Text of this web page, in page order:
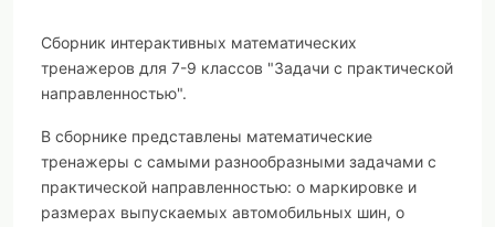
Сборник интерактивных математических
тренажеров для 7-9 классов "Задачи с практической
направленностью".
В сборнике представлены математические
тренажеры с самыми разнообразными задачами с
практической направленностью: о маркировке и
размерах выпускаемых автомобильных шин, о